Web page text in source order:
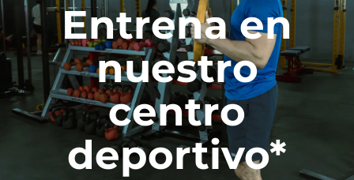
Entrena en
nuestro
centro
deportivo*